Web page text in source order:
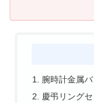
腕時計金属
慶弔リング